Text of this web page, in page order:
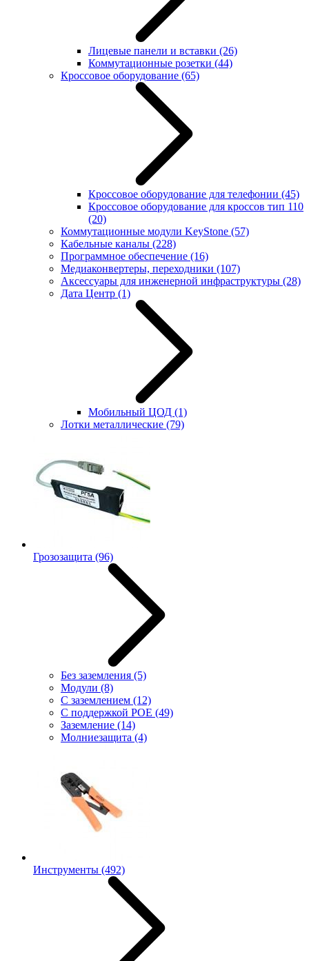
Лицевые панели и вставки (26)
Коммутационные розетки (44)
Кроссовое оборудование (65)
Кроссовое оборудование для телефонии (45)
Кроссовое оборудование для кроссов тип 110
(20)
Коммутационные модули KeyStone (57)
Кабельные каналы (228)
Программное обеспечение (16)
Медиаконвертеры, переходники (107)
Аксессуары для инженерной инфраструктуры (28)
Дата Центр (1)
Мобильный ЦОД (1)
Лотки металлические (79)
Грозозащита (96)
Без заземления (5)
Модули (8)
С заземлением (12)
С поддержкой POE (49)
Заземление (14)
Молниезащита (4)
Инструменты (492)